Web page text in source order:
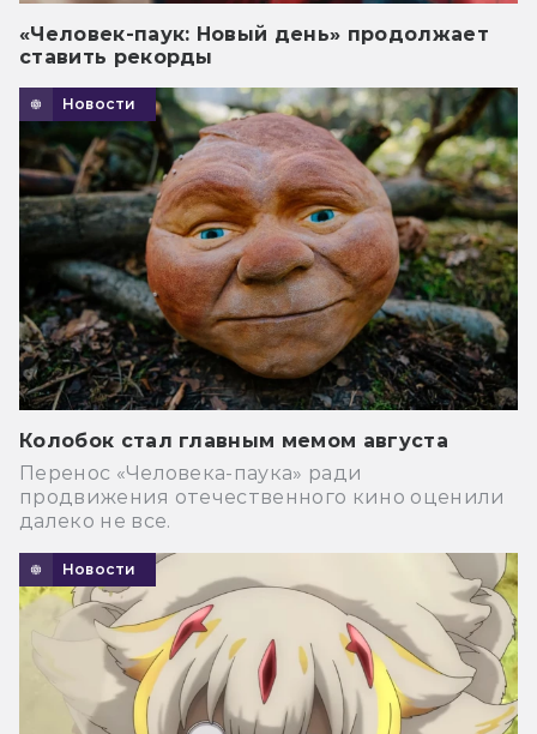
«Человек-паук: Новый день» продолжает
ставить рекорды
Новости
Колобок стал главным мемом августа
Перенос «Человека-паука» ради
продвижения отечественного кино оценили
далеко не все.
Новости